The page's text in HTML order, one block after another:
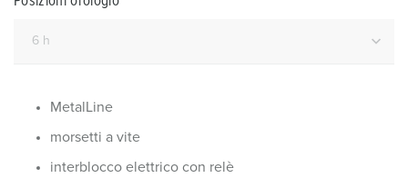
MetalLine
morsetti a vite
interblocco elettrico con relè